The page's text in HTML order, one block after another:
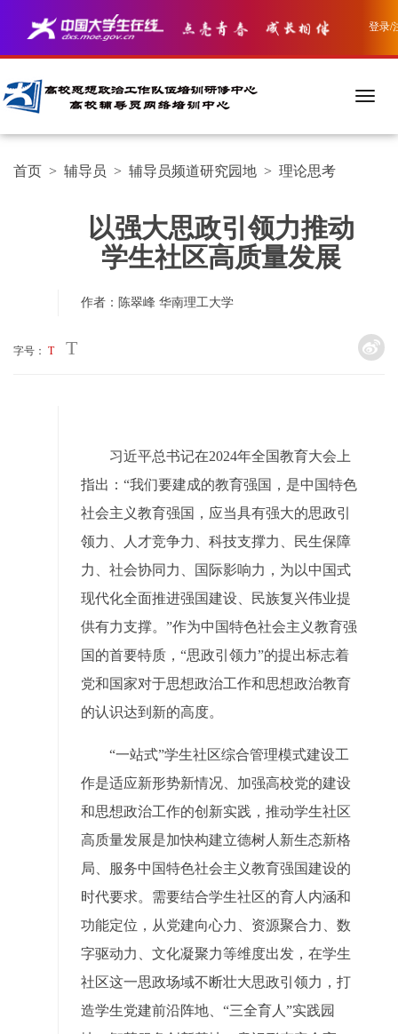
登录/
首页 > 辅导员 > 辅导员频道研究园地 > 理论思考
以强大思政引领力推动
学生社区高质量发展
作者：陈翠峰 华南理工大学
字号： T T
习近平总书记在2024年全国教育大会上
指出：“我们要建成的教育强国，是中国特色
社会主义教育强国，应当具有强大的思政引
领力、人才竞争力、科技支撑力、民生保障
力、社会协同力、国际影响力，为以中国式
现代化全面推进强国建设、民族复兴伟业提
供有力支撑。”作为中国特色社会主义教育强
国的首要特质，“思政引领力”的提出标志着
党和国家对于思想政治工作和思想政治教育
的认识达到新的高度。
“一站式”学生社区综合管理模式建设工
作是适应新形势新情况、加强高校党的建设
和思想政治工作的创新实践，推动学生社区
高质量发展是加快构建立德树人新生态新格
局、服务中国特色社会主义教育强国建设的
时代要求。需要结合学生社区的育人内涵和
功能定位，从党建向心力、资源聚合力、数
字驱动力、文化凝聚力等维度出发，在学生
社区这一思政场域不断壮大思政引领力，打
造学生党建前沿阵地、“三全育人”实践园